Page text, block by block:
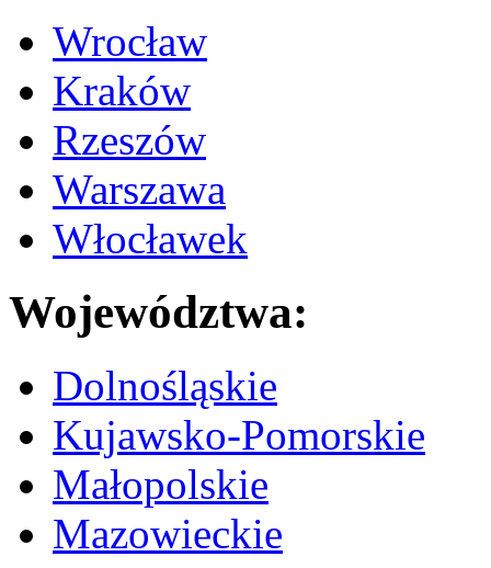
Wrocław
Kraków
Rzeszów
Warszawa
Włocławek
Województwa:
Dolnośląskie
Kujawsko-Pomorskie
Małopolskie
Mazowieckie